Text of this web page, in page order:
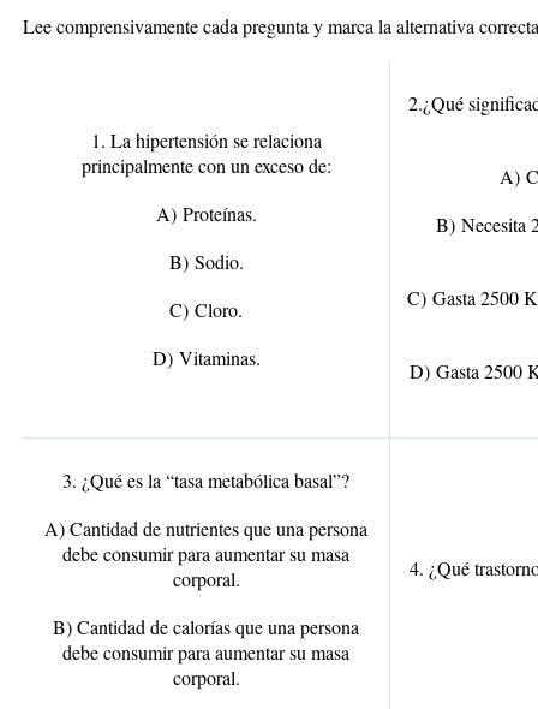
Lee comprensivamente cada pregunta y marca la alternativa correcta
1. La hipertensión se relaciona
principalmente con un exceso de:
A)Proteínas.
B)Sodio.
C) Cloro.
D)Vitaminas.
2.¿Qué
A)
B)Necesita
C) Gasta 2500
D) Gasta 2500
3. ¿Qué es la “tasa metabólica basal”?
A) Cantidad de nutrientes que una persona
debe consumir para aumentar su masa
corporal.
B) Cantidad de calorías que una persona
debe consumir para aumentar su masa
corporal.
4. ¿Qué